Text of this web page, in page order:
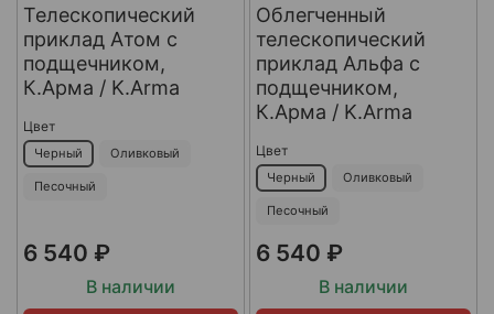
Телескопический
приклад Атом с
подщечником,
К.Арма / K.Arma
Цвет
Черный Оливковый
Песочный
6 540 ₽
В наличии
Облегченный
телескопический
приклад Альфа с
подщечником,
К.Арма / K.Arma
Цвет
Черный Оливковый
Песочный
6 540 ₽
В наличии